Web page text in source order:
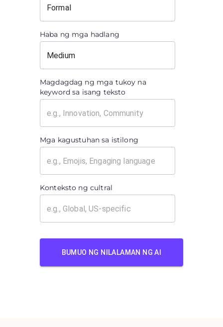
Haba ng mga hadlang
Magdagdag ng mga tukoy na
keyword sa isang teksto
Mga kagustuhan sa istilong
Konteksto ng cultral
BUMUO NG NILALAMAN NG AI